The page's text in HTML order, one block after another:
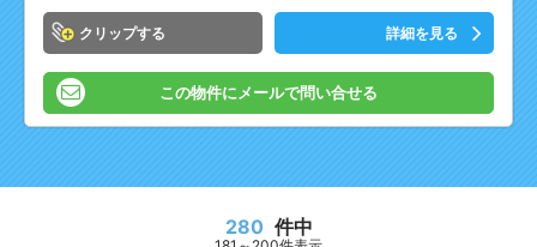
クリップ 詳細を見る
この物件にメールで問い合せる
280 件中